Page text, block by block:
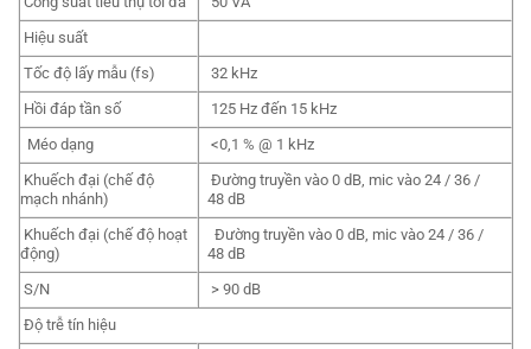
Hiệu suất
Tốc độ lấy mẫu (fs)
32 kHz
Hồi đáp tần số
125 Hz đến 15 kHz
Méo dạng
<0,1 % @ 1 kHz
Khuếch đại (chế độ
mạch nhánh)
Đường truyền vào 0 dB, mic vào 24 / 36 /
48 dB
Khuếch đại (chế độ hoạt
động)
Đường truyền vào 0 dB, mic vào 24 / 36 /
48 dB
S/N
> 90 dB
Độ trễ tín hiệu